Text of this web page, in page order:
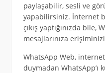
paylaşabilir, sesli ve
yapabilirsiniz. İnternet
çıkış yaptığınızda bile,
mesajlarınıza
WhatsApp Web,
duymadan WhatsApp’ı